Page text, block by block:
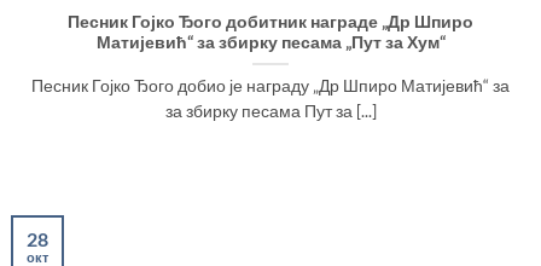
Песник Гојко Ђого добитник награде „Др Шпиро
Матијевић“ за збирку песама „Пут за Хум“
Песник Гојко Ђого добио је награду „Др Шпиро Матијевић“ за
за збирку песама Пут за [...]
28
окт